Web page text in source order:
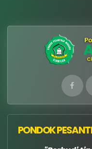
PONDOK